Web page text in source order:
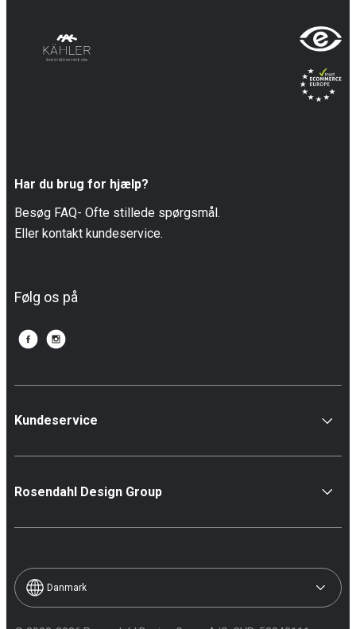
Har du brug for hjælp?
Besøg FAQ- Ofte stillede spørgsmål.
Eller kontakt kundeservice.
Følg os på
Kundeservice
Rosendahl Design Group
Danmark